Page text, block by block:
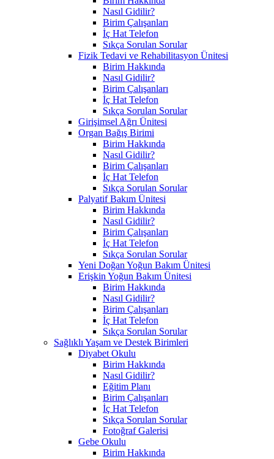
Nasıl Gidilir?
Birim Çalışanları
İç Hat Telefon
Sıkça Sorulan Sorular
Fizik Tedavi ve Rehabilitasyon Ünitesi
Birim Hakkında
Nasıl Gidilir?
Birim Çalışanları
İç Hat Telefon
Sıkça Sorulan Sorular
Girişimsel Ağrı Ünitesi
Organ Bağış Birimi
Birim Hakkında
Nasıl Gidilir?
Birim Çalışanları
İç Hat Telefon
Sıkça Sorulan Sorular
Palyatif Bakım Ünitesi
Birim Hakkında
Nasıl Gidilir?
Birim Çalışanları
İç Hat Telefon
Sıkça Sorulan Sorular
Yeni Doğan Yoğun Bakım Ünitesi
Erişkin Yoğun Bakım Ünitesi
Birim Hakkında
Nasıl Gidilir?
Birim Çalışanları
İç Hat Telefon
Sıkça Sorulan Sorular
Sağlıklı Yaşam ve Destek Birimleri
Diyabet Okulu
Birim Hakkında
Nasıl Gidilir?
Eğitim Planı
Birim Çalışanları
İç Hat Telefon
Sıkça Sorulan Sorular
Fotoğraf Galerisi
Gebe Okulu
Birim Hakkında